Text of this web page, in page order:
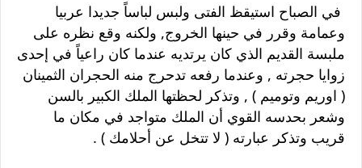
في الصباح استيقظ الفتى ولبس لباساً جديدا عربيا
وعمامة وقرر في حينها الخروج, ولكنه وقع نظره على
ملبسة القديم الذي كان يرتديه عندما كان راعياً في إحدى
زوايا حجرته , وعندما رفعه تدحرج منه الحجران الثمينان
( اوريم وتوميم ) , وتذكر لحظتها الملك الكبير بالسن
وشعر بحدسه القوي أن الملك متواجد في مكان ما
قريب وتذكر عبارته ( لا تتخل عن أحلامك ) .